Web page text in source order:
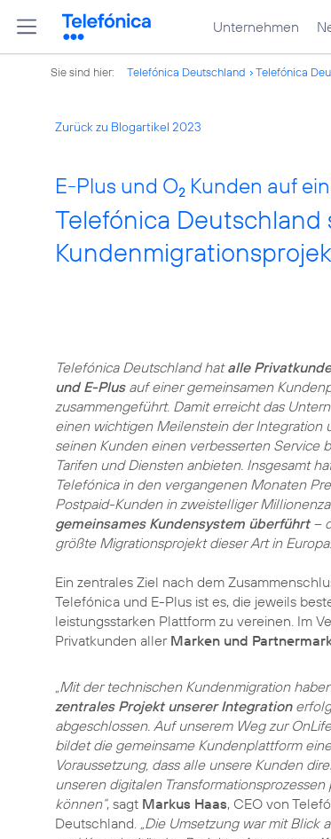
Unternehmen
Sie sind hier: Telefónica Deutschland Telefónica
Zurück zu Blogartikel 2023
E-Plus und O2 Kunden auf
Telefónica
Telefónica Deutschland hatalle
und E-Plusauf einer gemeinsamen
zusammengeführt. Damit erreicht das
einen wichtigen Meilenstein der Integration
seinen Kunden einen verbesserten Service
Tarifen und Diensten anbieten. Insgesamt
Telefónica in den vergangenen Monaten
Postpaid-Kunden in zweistelliger
gemeinsames Kundensystem überführt–
größte Migrationsprojekt dieser Art in Europa.
Ein zentrales Ziel nach dem
Telefónica und E-Plus ist es, die jeweils
leistungsstarken Plattform zu vereinen. Im
Privatkunden aller Marken und
„Mit der technischen Kundenmigration
zentrales Projekt unserer Integration
abgeschlossen. Auf unserem Weg zur
bildet die gemeinsame Kundenplattform
Voraussetzung, dass alle unsere Kunden
unseren digitalen Transformationsprozessen
können“, sagt Markus Haas, CEO von
Deutschland. „Die Umsetzung war mit Blick